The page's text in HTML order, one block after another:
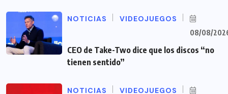
NOTICIAS VIDEOJUEGOS
08/08/
CEO de Take-Two dice que los discos “no
tienen sentido”
NOTICIAS VIDEOJUEGOS